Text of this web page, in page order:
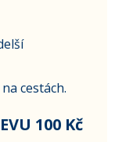
cestách.
100 Kč